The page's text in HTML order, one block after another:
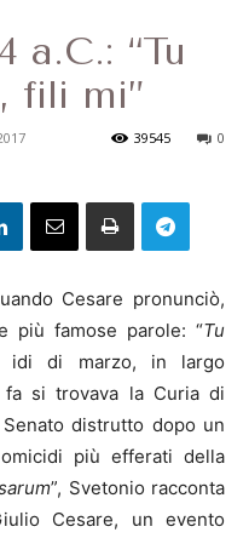
a.C.: “Tu
fili mi”
0
39545
Cesare pronunciò,
più famose parole: “Tu
idi di marzo, in largo
fa si trovava la Curia di
distrutto dopo un
più efferati della
”, Svetonio racconta
Cesare, un evento